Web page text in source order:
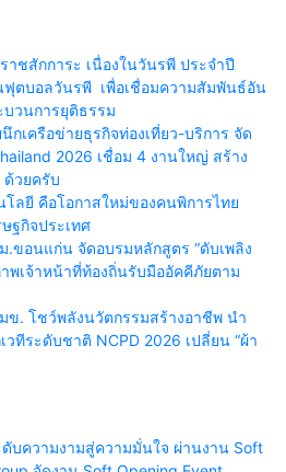
าชสักการะ เนื่องในวันรพี ประจำปี
ตบอลวันรพี เพื่อเชื่อมความสัมพันธ์อัน
วนการยุติธรรม
กเครือข่ายธุรกิจท่องเที่ยว-บริการ จัด
2026 เชื่อม 4 งานใหญ่ สร้าง
ด้วยครับ
ลยี คือโอกาสใหม่ของคนพิการไทย
ฐกิจประเทศ
.ขอนแก่น จัดอบรมหลักสูตร “ดับเพลิง
พเจ้าหน้าที่ท้องถิ่นรับมืออัคคีภัยตาม
ข. โชว์พลังนวัตกรรมสร้างอาชีพ นำ
ทีระดับชาติ NCPD 2026 เปลี่ยน “ผ้า
ดับความงามสู่ความมั่นใจ ผ่านงาน Soft